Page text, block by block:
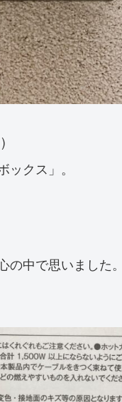
クス」。
中で思いました。